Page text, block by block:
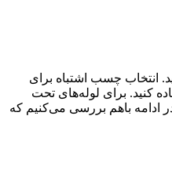
انتخاب چسب اشتباه برای
کنید. برای لوله‌های تحت
ادامه باهم بررسی می‌کنیم که